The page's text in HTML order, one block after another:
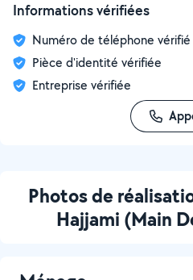
Informations vérifiées
Numéro de téléphone vérifié
Pièce d'identité vérifiée
Entreprise vérifiée
Photos de
Hajjami (Main